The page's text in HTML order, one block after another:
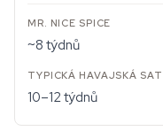
~8 týdnů
10–12 týdnů